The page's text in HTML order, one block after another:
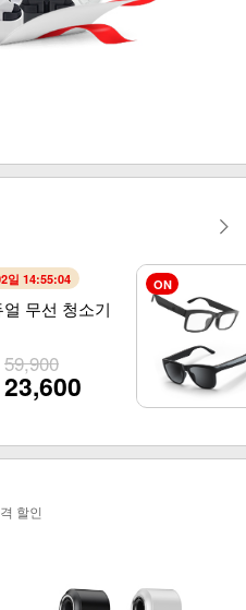
일 14:55:01
무선 청소기
59,900
23,600
ON
할인